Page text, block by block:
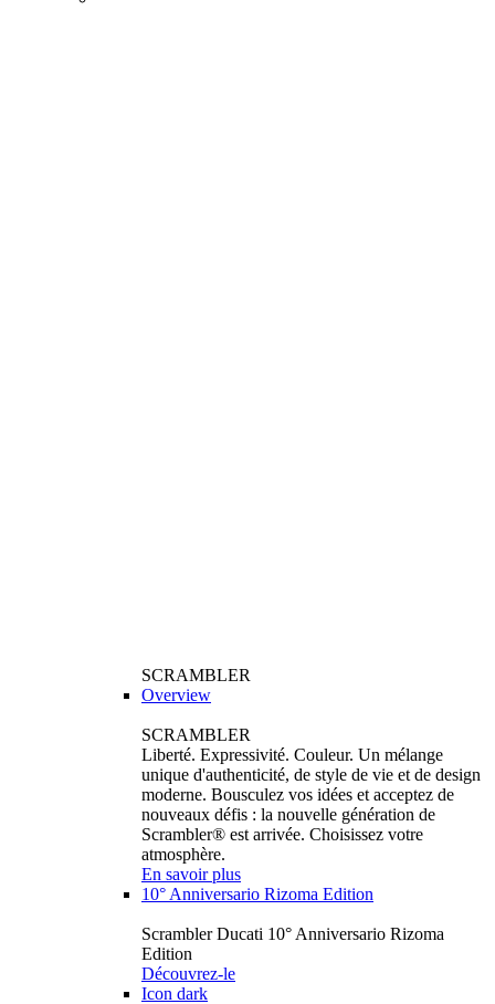
SCRAMBLER
Overview
SCRAMBLER
Liberté. Expressivité. Couleur. Un mélange
unique d'authenticité, de style de vie et de design
moderne. Bousculez vos idées et acceptez de
nouveaux défis : la nouvelle génération de
Scrambler® est arrivée. Choisissez votre
atmosphère.
En savoir plus
10° Anniversario Rizoma Edition
Scrambler Ducati 10° Anniversario Rizoma
Edition
Découvrez-le
Icon dark